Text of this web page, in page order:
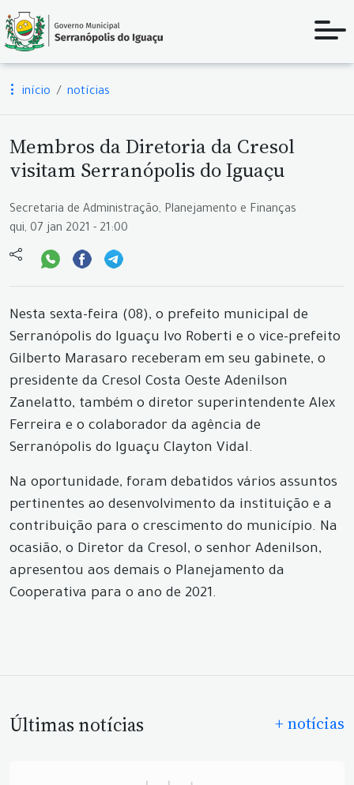
início notícias
Membros da Diretoria da Cresol
visitam Serranópolis do Iguaçu
Secretaria de Administração, Planejamento e Finanças
qui, 07 jan 2021 - 21:00
Nesta sexta-feira (08), o prefeito municipal de
Serranópolis do Iguaçu Ivo Roberti e o vice-prefeito
Gilberto Marasaro receberam em seu gabinete, o
presidente da Cresol Costa Oeste Adenilson
Zanelatto, também o diretor superintendente Alex
Ferreira e o colaborador da agência de
Serranópolis do Iguaçu Clayton Vidal.
Na oportunidade, foram debatidos vários assuntos
pertinentes ao desenvolvimento da instituição e a
contribuição para o crescimento do município. Na
ocasião, o Diretor da Cresol, o senhor Adenilson,
apresentou aos demais o Planejamento da
Cooperativa para o ano de 2021.
Últimas notícias + notícias